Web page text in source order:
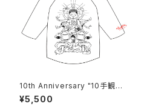
10th Anniversary "10手観音"
ラグラン
¥5,500